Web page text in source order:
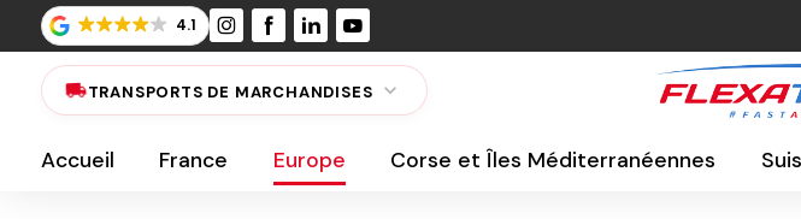
4.1
local_shippingTRANSPORTS DE MARCHANDISES expand_more
Accueil France Europe Corse et Îles Méditerranéennes
Panneau de gestion des cookies